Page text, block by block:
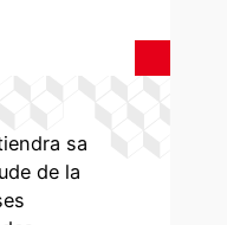
sa
de la